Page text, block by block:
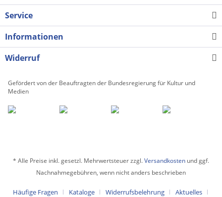
Service
Informationen
Widerruf
Gefördert von der Beauftragten der Bundesregierung für Kultur und
Medien
* Alle Preise inkl. gesetzl. Mehrwertsteuer zzgl.Versandkosten und ggf.
Nachnahmegebühren, wenn nicht anders beschrieben
Häufige Fragen Kataloge Widerrufsbelehrung Aktuelles